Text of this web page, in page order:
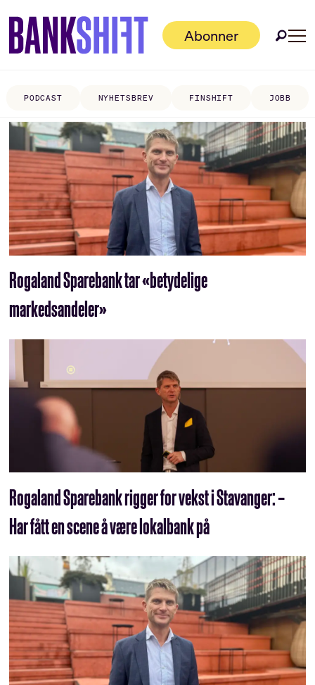
Abonner
PODCAST NYHETSBREV FINSHIFT JOBB
Tag:
tomas
nordbø
Rogaland Sparebank tar «betydelige
markedsandeler»
Rogaland Sparebank rigger for vekst i Stavanger: –
Har fått en scene å være lokalbank på